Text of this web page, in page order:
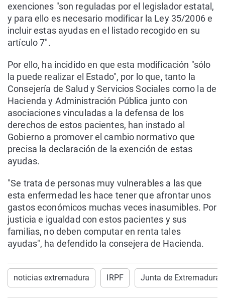
exenciones "son reguladas por el legislador estatal,
y para ello es necesario modificar la Ley 35/2006 e
incluir estas ayudas en el listado recogido en su
artículo 7".
Por ello, ha incidido en que esta modificación "sólo
la puede realizar el Estado", por lo que, tanto la
Consejería de Salud y Servicios Sociales como la de
Hacienda y Administración Pública junto con
asociaciones vinculadas a la defensa de los
derechos de estos pacientes, han instado al
Gobierno a promover el cambio normativo que
precisa la declaración de la exención de estas
ayudas.
"Se trata de personas muy vulnerables a las que
esta enfermedad les hace tener que afrontar unos
gastos económicos muchas veces inasumibles. Por
justicia e igualdad con estos pacientes y sus
familias, no deben computar en renta tales
ayudas", ha defendido la consejera de Hacienda.
noticias extremadura IRPF Junta de Extremadura